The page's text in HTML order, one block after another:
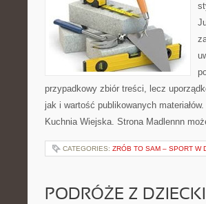
przypadkowy zbiór treści, lecz
jak i wartość publikowanych
Kuchnia Wiejska. Strona Madlennn
CATEGORIES: ZRÓB TO SAM – SPORT W
PODRÓŻE Z